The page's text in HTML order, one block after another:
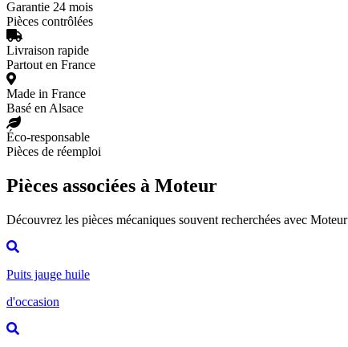
Garantie 24 mois
Pièces contrôlées
Livraison rapide
Partout en France
Made in France
Basé en Alsace
Éco-responsable
Pièces de réemploi
Pièces associées à Moteur
Découvrez les pièces mécaniques souvent recherchées avec Moteur
Puits jauge huile
d'occasion